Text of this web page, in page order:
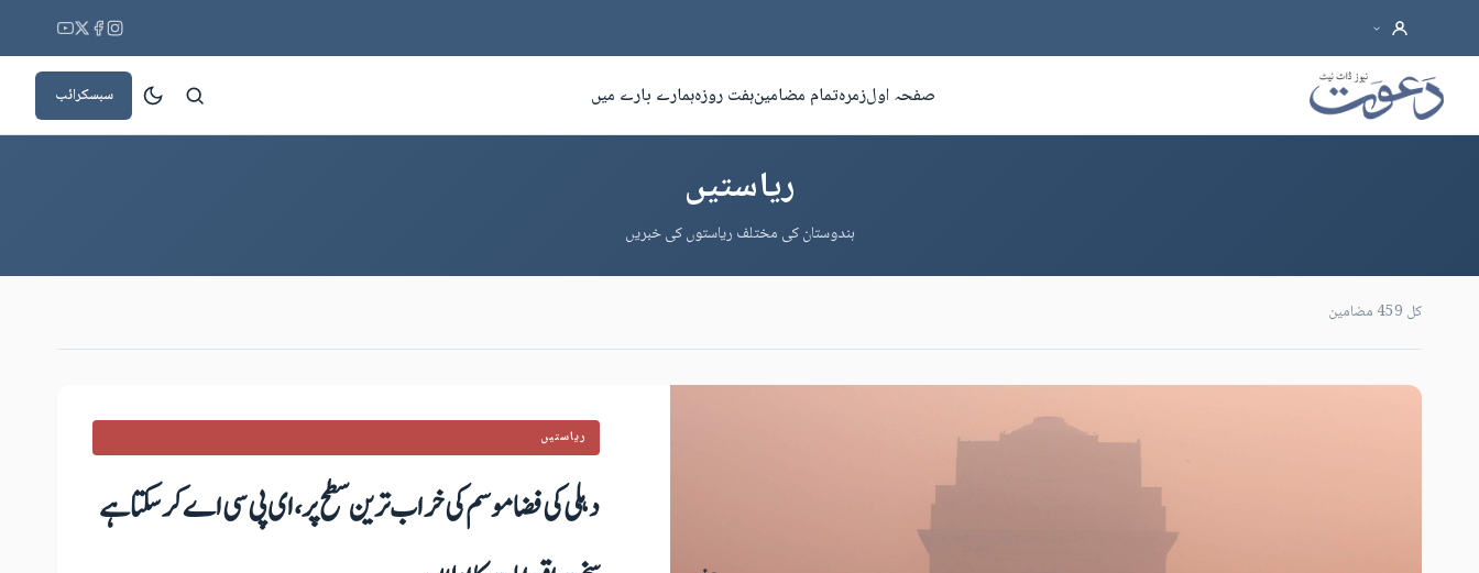
صفحہ اولزمرہتمام مضامینہفت روزہہمارے بارے میں سبسکرائب
ریاستیں
ہندوستان کی مختلف ریاستوں کی خبریں
کل 459 مضامین
ریاستیں
دہلی کی فضا موسم کی خراب ترین سطح پر، ای پی سی اے کر سکتا ہے